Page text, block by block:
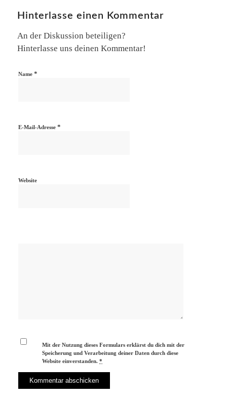
Hinterlasse einen Kommentar
An der Diskussion beteiligen?
Hinterlasse uns deinen Kommentar!
Name *
E-Mail-Adresse *
Website
Mit der Nutzung dieses Formulars erklärst du dich mit der
Speicherung und Verarbeitung deiner Daten durch diese
Website einverstanden.*